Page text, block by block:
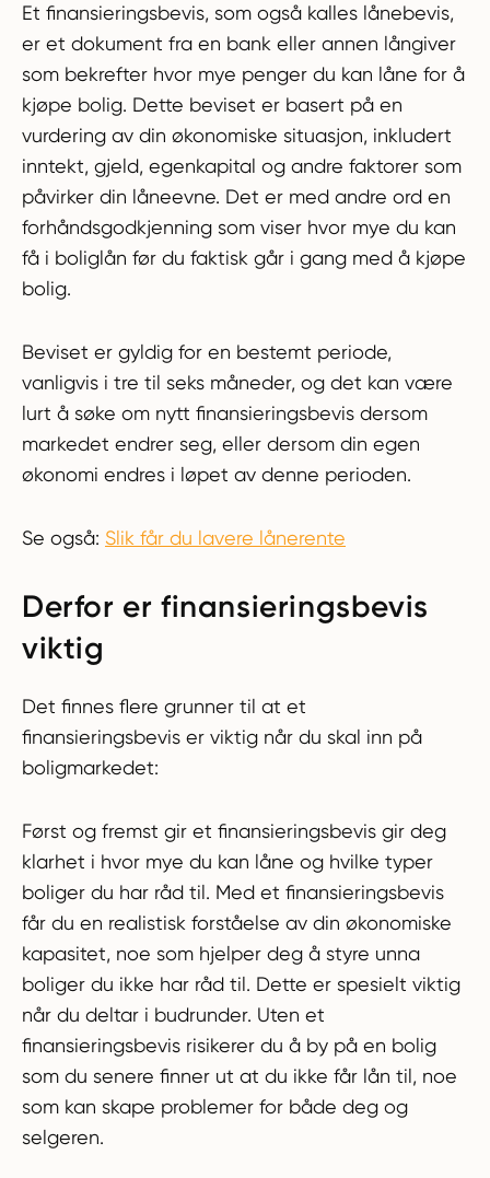
Et finansieringsbevis, som også kalles lånebevis,
er et dokument fra en bank eller annen långiver
som bekrefter hvor mye penger du kan låne for å
kjøpe bolig. Dette beviset er basert på en
vurdering av din økonomiske situasjon, inkludert
inntekt, gjeld, egenkapital og andre faktorer som
påvirker din låneevne. Det er med andre ord en
forhåndsgodkjenning som viser hvor mye du kan
få i boliglån før du faktisk går i gang med å kjøpe
bolig.
Beviset er gyldig for en bestemt periode,
vanligvis i tre til seks måneder, og det kan være
lurt å søke om nytt finansieringsbevis dersom
markedet endrer seg, eller dersom din egen
økonomi endres i løpet av denne perioden.
Se også: Slik får du lavere lånerente
Derfor er finansieringsbevis
viktig
Det finnes flere grunner til at et
finansieringsbevis er viktig når du skal inn på
boligmarkedet:
Først og fremst gir et finansieringsbevis gir deg
klarhet i hvor mye du kan låne og hvilke typer
boliger du har råd til. Med et finansieringsbevis
får du en realistisk forståelse av din økonomiske
kapasitet, noe som hjelper deg å styre unna
boliger du ikke har råd til. Dette er spesielt viktig
når du deltar i budrunder. Uten et
finansieringsbevis risikerer du å by på en bolig
som du senere finner ut at du ikke får lån til, noe
som kan skape problemer for både deg og
selgeren.